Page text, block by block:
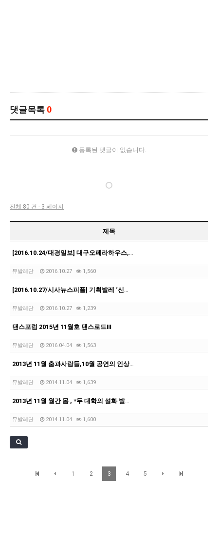
댓글목록 0
등록된 댓글이 없습니다.
전체 80 건 - 3 페이지
제목
[2016.10.24/대경일보] 대구오페라하우스, 발레 ‘신데렐라’ 11월12~13일 공연
뮤발레단 2016.10.27 1,560
[2016.10.27/시사뉴스피플] 기획발레 ‘신데렐라’, 대구오페라하우스 공연
뮤발레단 2016.10.27 1,239
댄스포럼 2015년 11월호 댄스로드Ⅲ
뮤발레단 2016.04.04 1,563
2013년 11월 춤과사람들,10월 공연의 인상과 비인상 Ⅱ
뮤발레단 2014.11.04 1,639
2013년 11월 월간 몸 , *두 대학의 설화 발레, 국민대학교 <춘향>과 영남대학교 <…
뮤발레단 2014.11.04 1,600
1 2 3 4 5